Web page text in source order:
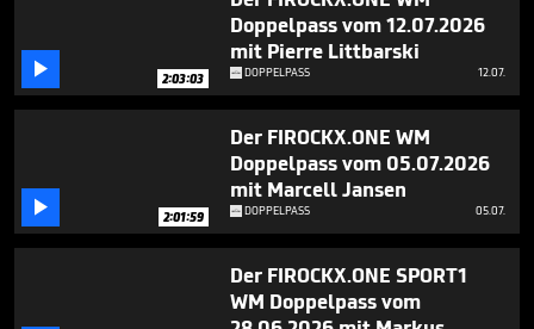
minutes,
seconds
 2:03:03
Doppelpass vom 12.07.2026
mit Pierre Littbarski
DOPPELPASS 12.07.
 2:01:59
Der FIROCKX.ONE WM
Doppelpass vom 05.07.2026
mit Marcell Jansen
DOPPELPASS 05.07.
Der FIROCKX.ONE SPORT1
WM Doppelpass vom